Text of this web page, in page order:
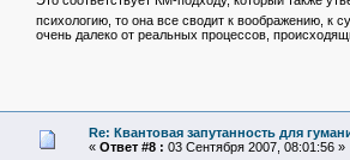
психологию, то она все сводит к воображению, к
очень далеко от реальных процессов,
Re: Квантовая запутанность для
« Ответ #8 : 03 Сентября 2007, 08:01:56 »